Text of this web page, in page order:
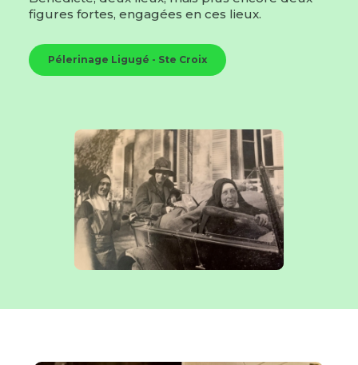
figures fortes, engagées en ces lieux.
Pélerinage Ligugé - Ste Croix